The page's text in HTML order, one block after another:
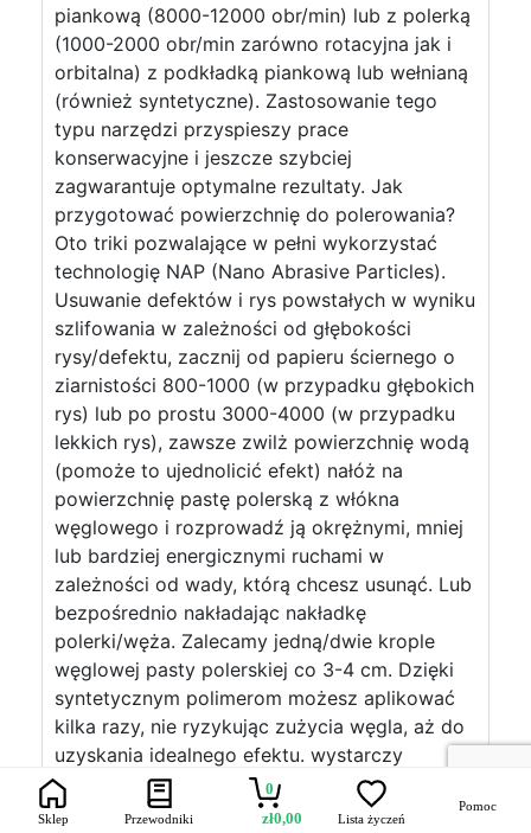
piankową (8000-12000 obr/min) lub z polerką
(1000-2000 obr/min zarówno rotacyjna jak i
orbitalna) z podkładką piankową lub wełnianą
(również syntetyczne). Zastosowanie tego
typu narzędzi przyspieszy prace
konserwacyjne i jeszcze szybciej
zagwarantuje optymalne rezultaty. Jak
przygotować powierzchnię do polerowania?
Oto triki pozwalające w pełni wykorzystać
technologię NAP (Nano Abrasive Particles).
Usuwanie defektów i rys powstałych w wyniku
szlifowania w zależności od głębokości
rysy/defektu, zacznij od papieru ściernego o
ziarnistości 800-1000 (w przypadku głębokich
rys) lub po prostu 3000-4000 (w przypadku
lekkich rys), zawsze zwilż powierzchnię wodą
(pomoże to ujednolicić efekt) nałóż na
powierzchnię pastę polerską z włókna
węglowego i rozprowadź ją okrężnymi, mniej
lub bardziej energicznymi ruchami w
zależności od wady, którą chcesz usunąć. Lub
bezpośrednio nakładając nakładkę
polerki/węża. Zalecamy jedną/dwie krople
węglowej pasty polerskiej co 3-4 cm. Dzięki
syntetycznym polimerom możesz aplikować
kilka razy, nie ryzykując zużycia węgla, aż do
uzyskania idealnego efektu. wystarczy
wyczyścić wodą i czystą szmatką. załóż
okulary przeciwsłoneczne i ciesz się
Sklep Przewodniki
0
zł0,00 Lista życzeń
Pomoc